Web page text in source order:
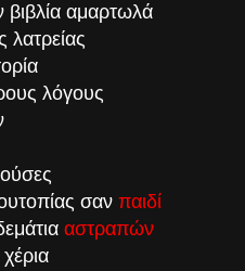
βιβλία αμαρτωλά
λόγους
σαν παιδί
αστραπών